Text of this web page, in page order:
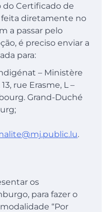
do Certificado de
feita diretamente no
a passar pelo
é preciso enviar a
para:
– Ministère
rue Erasme, L –
Grand-Duché
.
os
para fazer o
“Por